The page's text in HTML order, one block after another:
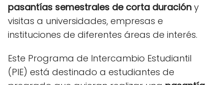
pasantías semestrales de corta duración y
visitas a universidades, empresas e
instituciones de diferentes áreas de interés.
Este Programa de Intercambio Estudiantil
(PIE) está destinado a estudiantes de